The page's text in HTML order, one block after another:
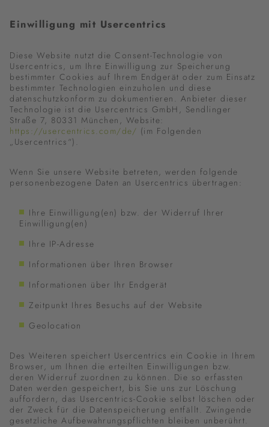
Einwilligung mit Usercentrics
Diese Website nutzt die Consent-Technologie von
Usercentrics, um Ihre Einwilligung zur Speicherung
bestimmter Cookies auf Ihrem Endgerät oder zum Einsatz
bestimmter Technologien einzuholen und diese
datenschutzkonform zu dokumentieren. Anbieter dieser
Technologie ist die Usercentrics GmbH, Sendlinger
Straße 7, 80331 München, Website:
https://usercentrics.com/de/ (im Folgenden
„Usercentrics“).
Wenn Sie unsere Website betreten, werden folgende
personenbezogene Daten an Usercentrics übertragen:
Ihre Einwilligung(en) bzw. der Widerruf Ihrer
Einwilligung(en)
Ihre IP-Adresse
Informationen über Ihren Browser
Informationen über Ihr Endgerät
Zeitpunkt Ihres Besuchs auf der Website
Geolocation
Des Weiteren speichert Usercentrics ein Cookie in Ihrem
Browser, um Ihnen die erteilten Einwilligungen bzw.
deren Widerruf zuordnen zu können. Die so erfassten
Daten werden gespeichert, bis Sie uns zur Löschung
auffordern, das Usercentrics-Cookie selbst löschen oder
der Zweck für die Datenspeicherung entfällt. Zwingende
gesetzliche Aufbewahrungspflichten bleiben unberührt.